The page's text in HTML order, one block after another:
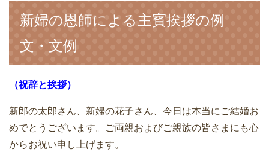
新婦の恩師による主賓挨拶の例
文・文例
（祝辞と挨拶）
新郎の太郎さん、新婦の花子さん、今日は本当にご結婚お
めでとうございます。ご両親およびご親族の皆さまにも心
からお祝い申し上げます。